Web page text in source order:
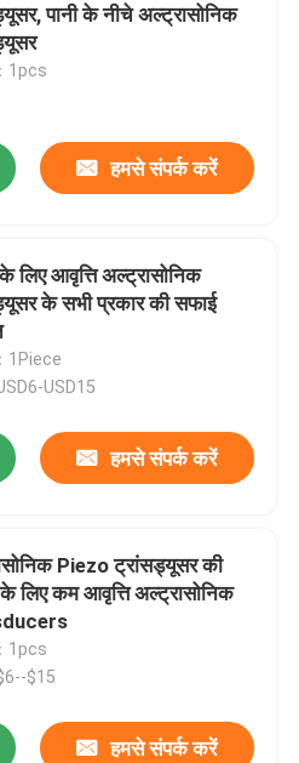
पानी के नीचे अल्ट्रासोनिक
1pcs
हमसे संपर्क करें
के लिए आवृत्ति अल्ट्रासोनिक
के सभी प्रकार की सफाई
1Piece
USD15
हमसे संपर्क करें
Piezo ट्रांसड्यूसर की
लिए कम आवृत्ति अल्ट्रासोनिक
1pcs
$15
हमसे संपर्क करें